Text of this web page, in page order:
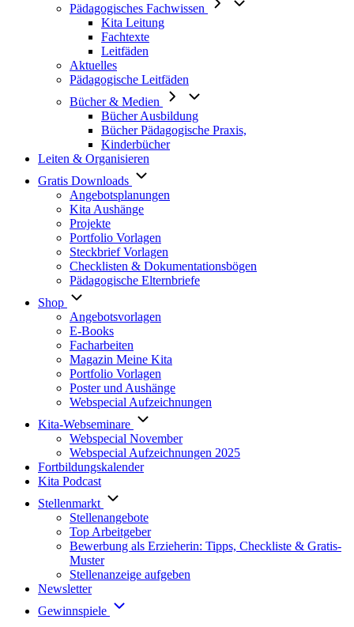
Pädagogisches Fachwissen
Kita Leitung
Fachtexte
Leitfäden
Aktuelles
Pädagogische Leitfäden
Bücher & Medien
Bücher Ausbildung
Bücher Pädagogische Praxis,
Kinderbücher
Leiten & Organisieren
Gratis Downloads
Angebotsplanungen
Kita Aushänge
Projekte
Portfolio Vorlagen
Steckbrief Vorlagen
Checklisten & Dokumentationsbögen
Pädagogische Elternbriefe
Shop
Angebotsvorlagen
E-Books
Facharbeiten
Magazin Meine Kita
Portfolio Vorlagen
Poster und Aushänge
Webspecial Aufzeichnungen
Kita-Webseminare
Webspecial November
Webspecial Aufzeichnungen 2025
Fortbildungskalender
Kita Podcast
Stellenmarkt
Stellenangebote
Top Arbeitgeber
Bewerbung als Erzieherin: Tipps, Checkliste & Gratis-
Muster
Stellenanzeige aufgeben
Newsletter
Gewinnspiele